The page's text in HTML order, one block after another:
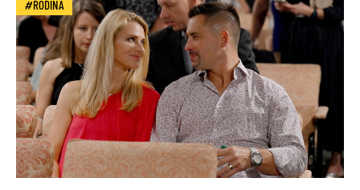
RODINA